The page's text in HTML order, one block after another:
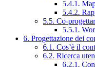
5.4.1.
5.4.2.
5.5. Co-
5.5.1.
6. Progettazione dei
6.1. Cos’è il
6.2. Ricerca
6.2.1.